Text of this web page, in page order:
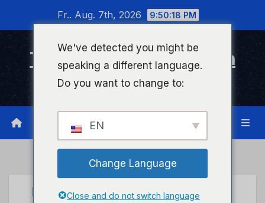
wechseln
Fr.. Aug. 7th, 2026 9:50:18 PM
Timeline Bad Kreuznach
Infonetzwerk für Bad Kreuznach
UNCATEGORIZED
We've detected you might be
speaking a different language.
Do you want to change to:
EN
Change Language
Close and do not switch language